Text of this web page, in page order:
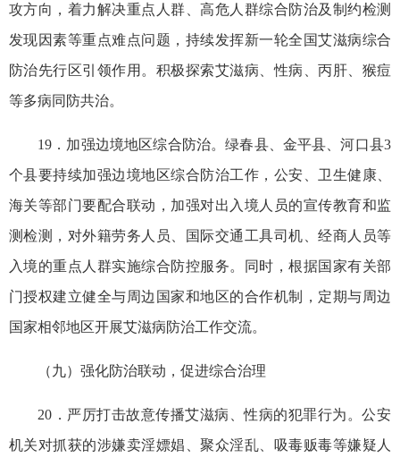
攻方向，着力解决重点人群、高危人群综合防治及制约检测
发现因素等重点难点问题，持续发挥新一轮全国艾滋病综合
防治先行区引领作用。积极探索艾滋病、性病、丙肝、猴痘
等多病同防共治。
19．加强边境地区综合防治。绿春县、金平县、河口县3
个县要持续加强边境地区综合防治工作，公安、卫生健康、
海关等部门要配合联动，加强对出入境人员的宣传教育和监
测检测，对外籍劳务人员、国际交通工具司机、经商人员等
入境的重点人群实施综合防控服务。同时，根据国家有关部
门授权建立健全与周边国家和地区的合作机制，定期与周边
国家相邻地区开展艾滋病防治工作交流。
（九）强化防治联动，促进综合治理
20．严厉打击故意传播艾滋病、性病的犯罪行为。公安
机关对抓获的涉嫌卖淫嫖娼、聚众淫乱、吸毒贩毒等嫌疑人